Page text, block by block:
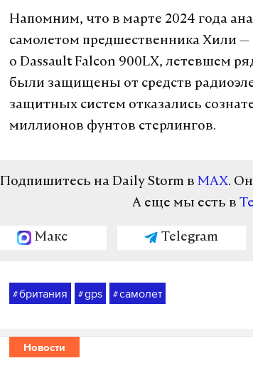
Напомним, что в марте 2024 года
самолетом предшественника Хили
о Dassault Falcon 900LX, летевшем
были защищены от средств
защитных систем отказались
миллионов фунтов стерлингов.
Подпишитесь на Daily Storm в MAX. Он
А еще мы есть в
Макс Telegram
#британия #gps #самолет
Новости